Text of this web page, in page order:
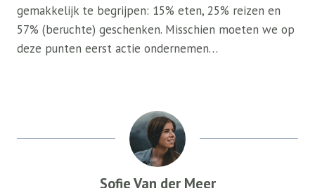
gemakkelijk te begrijpen: 15% eten, 25% reizen en
57% (beruchte) geschenken. Misschien moeten we op
deze punten eerst actie ondernemen…
Sofie Van der Meer